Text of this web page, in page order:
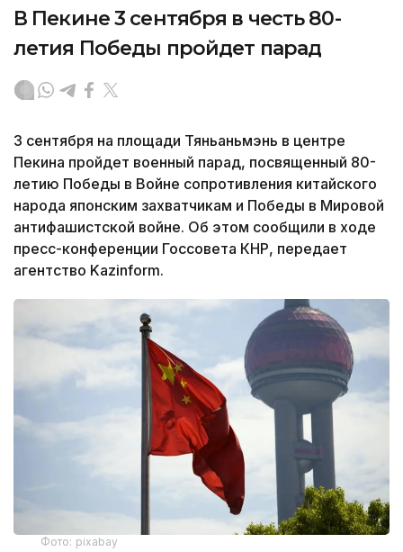
В Пекине 3 сентября в честь 80-
летия Победы пройдет парад
3 сентября на площади Тяньаньмэнь в центре
Пекина пройдет военный парад, посвященный 80-
летию Победы в Войне сопротивления китайского
народа японским захватчикам и Победы в Мировой
антифашистской войне. Об этом сообщили в ходе
пресс-конференции Госсовета КНР, передает
агентство Kazinform.
Фото: pixabay